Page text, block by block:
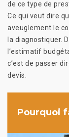
de ce type de
Ce qui veut dire
aveuglement le
la diagnostiquer.
l’estimatif
c’est de passer
devis.
Pourquoi